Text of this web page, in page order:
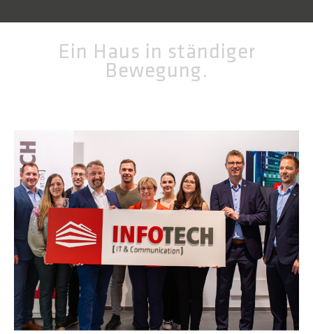
Ein Haus in ständiger
Bewegung.